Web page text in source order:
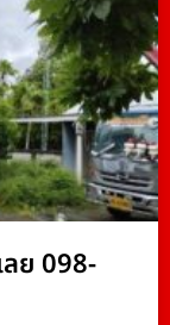
ลย 098-